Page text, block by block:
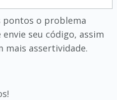
pontos o problema
seu código, assim
mais assertividade.